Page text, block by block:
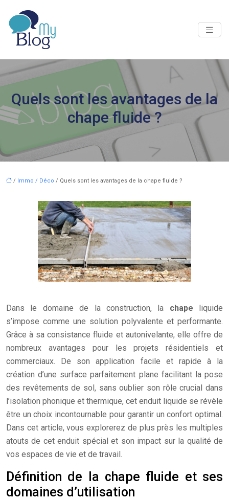
Quels sont les avantages de la
chape fluide ?
/ Immo / Déco / Quels sont les avantages de la chape fluide ?
Dans le domaine de la construction, la chape liquide
s’impose comme une solution polyvalente et performante.
Grâce à sa consistance fluide et autonivelante, elle offre de
nombreux avantages pour les projets résidentiels et
commerciaux. De son application facile et rapide à la
création d’une surface parfaitement plane facilitant la pose
des revêtements de sol, sans oublier son rôle crucial dans
l’isolation phonique et thermique, cet enduit liquide se révèle
être un choix incontournable pour garantir un confort optimal.
Dans cet article, vous explorerez de plus près les multiples
atouts de cet enduit spécial et son impact sur la qualité de
vos espaces de vie et de travail.
Définition de la chape fluide et ses
domaines d’utilisation